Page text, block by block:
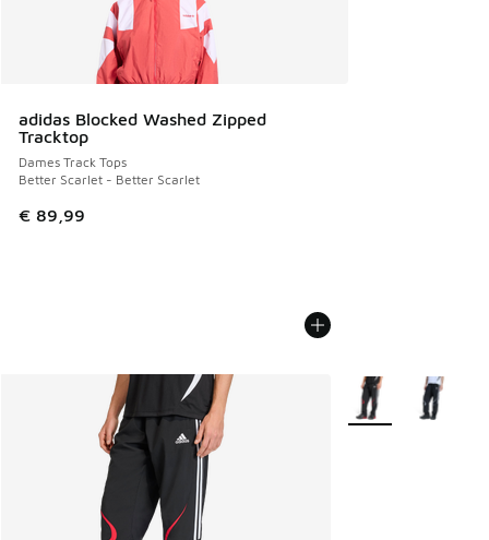
adidas Blocked Washed Zipped
Tracktop
Dames Track Tops
Better Scarlet - Better Scarlet
€ 89,99
Meer kleuren